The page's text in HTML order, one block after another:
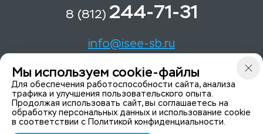
8 (812) 244-71-31
info@isee-sb.ru
Светлановский пр-кт, д. 70, корп. 1
Мы в Telegam
Мы используем cookie-файлы
Для обеспечения работоспособности сайта, анализа
трафика и улучшения пользовательского опыта.
Продолжая использовать сайт, вы соглашаетесь на
обработку персональных данных и использование cookie
в соответствии с Политикой конфиденциальности.